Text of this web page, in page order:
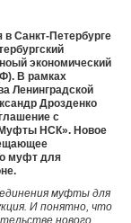
в Санкт-Петербурге
экономический
В рамках
Ленинградской
Дрозденко
с
НСК». Новое
муфт для
муфты для
И понятно, что